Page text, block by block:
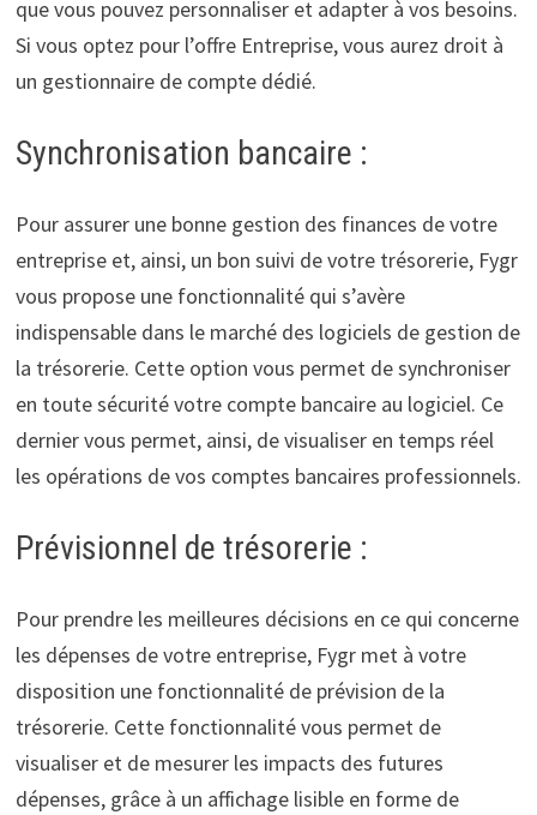
que vous pouvez personnaliser et adapter à vos besoins.
Si vous optez pour l’offre Entreprise, vous aurez droit à
un gestionnaire de compte dédié.
Synchronisation bancaire :
Pour assurer une bonne gestion des finances de votre
entreprise et, ainsi, un bon suivi de votre trésorerie, Fygr
vous propose une fonctionnalité qui s’avère
indispensable dans le marché des logiciels de gestion de
la trésorerie. Cette option vous permet de synchroniser
en toute sécurité votre compte bancaire au logiciel. Ce
dernier vous permet, ainsi, de visualiser en temps réel
les opérations de vos comptes bancaires professionnels.
Prévisionnel de trésorerie :
Pour prendre les meilleures décisions en ce qui concerne
les dépenses de votre entreprise, Fygr met à votre
disposition une fonctionnalité de prévision de la
trésorerie. Cette fonctionnalité vous permet de
visualiser et de mesurer les impacts des futures
dépenses, grâce à un affichage lisible en forme de